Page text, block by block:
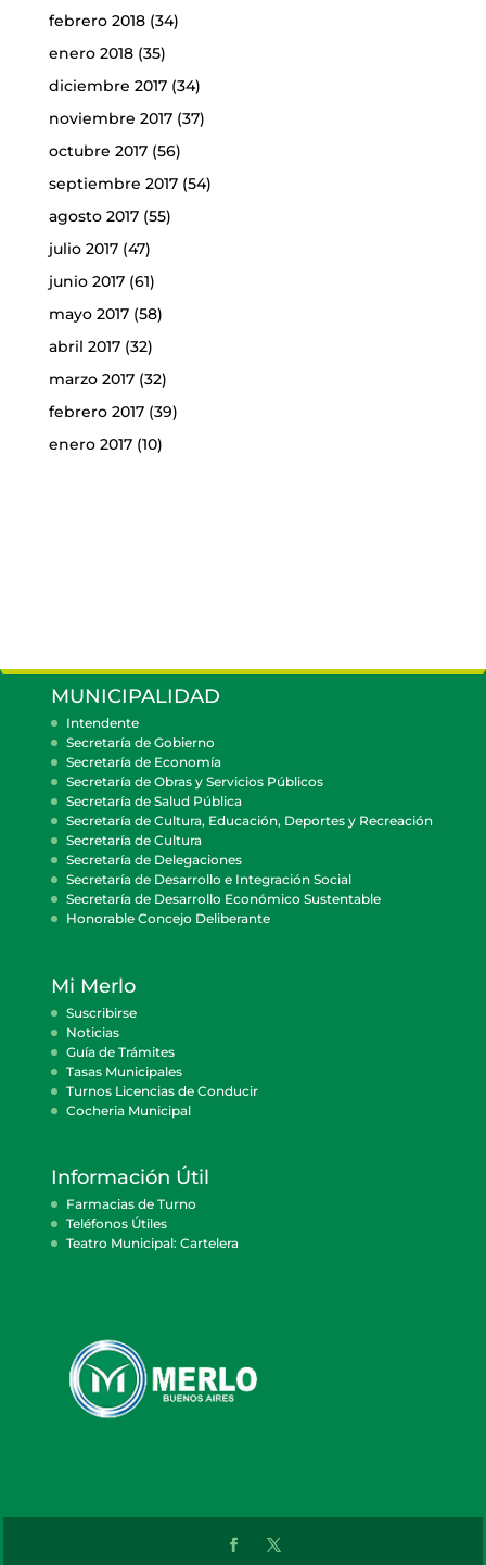
febrero 2018(34)
enero 2018(35)
diciembre 2017(34)
noviembre 2017(37)
octubre 2017(56)
septiembre 2017(54)
agosto 2017(55)
julio 2017(47)
junio 2017(61)
mayo 2017(58)
abril 2017(32)
marzo 2017(32)
febrero 2017(39)
enero 2017(10)
MUNICIPALIDAD
Intendente
Secretaría de Gobierno
Secretaría de Economía
Secretaría de Obras y Servicios Públicos
Secretaría de Salud Pública
Secretaría de Cultura, Educación, Deportes y Recreación
Secretaría de Cultura
Secretaría de Delegaciones
Secretaría de Desarrollo e Integración Social
Secretaría de Desarrollo Económico Sustentable
Honorable Concejo Deliberante
Mi Merlo
Suscribirse
Noticias
Guía de Trámites
Tasas Municipales
Turnos Licencias de Conducir
Cocheria Municipal
Información Útil
Farmacias de Turno
Teléfonos Útiles
Teatro Municipal: Cartelera